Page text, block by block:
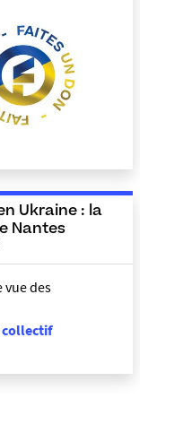
Ukraine : la
Nantes
vue des
collectif